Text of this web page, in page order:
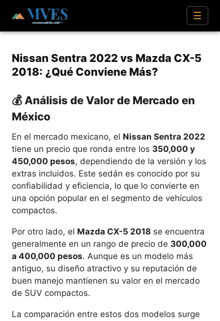
☰
Nissan Sentra 2022 vs Mazda CX-5
2018: ¿Qué Conviene Más?
💰 Análisis de Valor de Mercado en
México
En el mercado mexicano, el Nissan Sentra 2022
tiene un precio que ronda entre los 350,000 y
450,000 pesos, dependiendo de la versión y los
extras incluidos. Este sedán es conocido por su
confiabilidad y eficiencia, lo que lo convierte en
una opción popular en el segmento de vehículos
compactos.
Por otro lado, el Mazda CX-5 2018 se encuentra
generalmente en un rango de precio de 300,000
a 400,000 pesos. Aunque es un modelo más
antiguo, su diseño atractivo y su reputación de
buen manejo mantienen su valor en el mercado
de SUV compactos.
La comparación entre estos dos modelos surge